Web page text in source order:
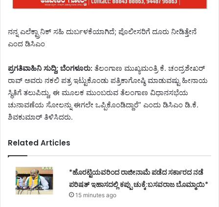
ನನ್ನ ಎಲೆಕ್ಟ್ರಾನಿಕ್ ಸಹಿ ದುರ್ಬಳಕೆಯಾಗಿದೆ; ಪೊಲೀಸರಿಗೆ ದೂರು ನೀಡಿತ್ತೇನೆ
ಎಂದ ಡಿಸಿಎಂ
ಪ್ರಗತಿವಾಹಿನಿ ಸುದ್ದಿ; ಬೆಂಗಳೂರು: ತೆಲಂಗಾಣ ಮುಖ್ಯಮಂತ್ರಿ ಕೆ. ಚಂದ್ರಶೇಖರ್
ರಾವ್ ಅವರು ನಕಲಿ ಪತ್ರ ಇಟ್ಟುಕೊಂಡು ಪತ್ರಿಕಾಗೋಷ್ಠಿ ಮಾಡುವಷ್ಟು ಹೀನಾಯ
ಸ್ಥಿತಿಗೆ ತಲುಪಿದ್ದು, ಈ ಮೂಲಕ ಮುಂಬರುವ ತೆಲಂಗಾಣ ವಿಧಾನಸಭೆಯ
ಚುನಾವಣೆಯ ಸೋಲನ್ನು ಈಗಲೇ ಒಪ್ಪಿಕೊಂಡಿದ್ದಾರೆ” ಎಂದು ಡಿಸಿಎಂ ಡಿ.ಕೆ.
ಶಿವಕುಮಾರ್ ತಿಳಿಸಿದರು.
Related Articles
*ಹೊರಟ್ಟಿಯವರಿಂದ ರಾಜೀನಾಮೆ ಪಡೆದ ಸರ್ಕಾರದ ನಡೆ
ಪರಿಷತ್ ಇಹಾಸದಲ್ಲಿ ಕಪ್ಪು ಚುಕ್ಕೆ:ಬಸವರಾಜ ಬೊಮ್ಮಾಯಿ*
15 minutes ago